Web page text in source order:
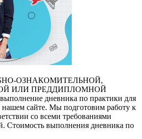
ОЗНАКОМИТЕЛЬНОЙ,
ИЛИ ПРЕДДИПЛОМНОЙ
дневника по практики для
нашем сайте. Мы подготовим работу к
со всеми требованиями
Стоимость выполнения дневника по